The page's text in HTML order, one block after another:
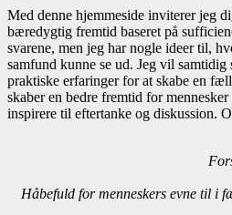
Med denne hjemmeside inviterer jeg
bæredygtig fremtid baseret på
svarene, men jeg har nogle ideer til,
samfund kunne se ud. Jeg vil samtidig
praktiske erfaringer for at skabe en
skaber en bedre fremtid for
inspirere til eftertanke og diskussion.
Håbefuld for menneskers evne til i